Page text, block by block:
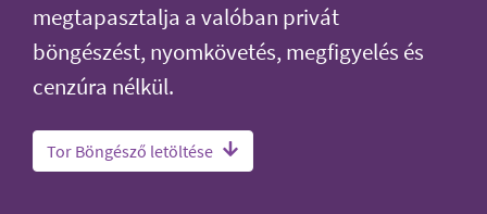
megtapasztalja a valóban privát
böngészést, nyomkövetés, megfigyelés és
cenzúra nélkül.
Tor Böngésző letöltése